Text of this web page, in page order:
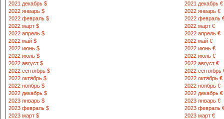
2021 декабрь $
2021 декабрь €
2022 январь $
2022 январь €
2022 февраль $
2022 февраль
2022 март $
2022 март €
2022 апрель $
2022 апрель €
2022 май $
2022 май €
2022 июнь $
2022 июнь €
2022 июль $
2022 июль €
2022 август $
2022 август €
2022 сентябрь $
2022 сентябрь
2022 октябрь $
2022 октябрь €
2022 ноябрь $
2022 ноябрь €
2022 декабрь $
2022 декабрь €
2023 январь $
2023 январь €
2023 февраль $
2023 февраль
2023 март $
2023 март €